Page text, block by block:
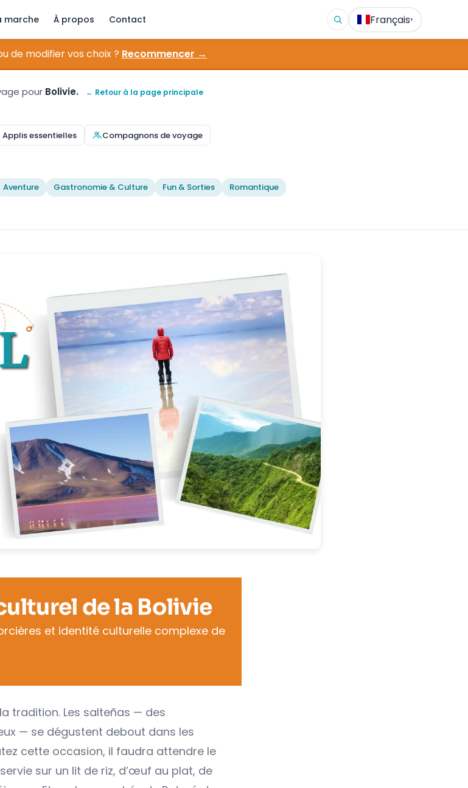
marche À propos Contact Français▾
de modifier vos choix ? Recommencer →
pour Bolivie. ← Retour à la page principale
Applis essentielles Compagnons de voyage
Aventure Gastronomie & Culture Fun & Sorties
Romantique
de la Bolivie
et identité culturelle complexe de
tradition. Les salteñas — des
— se dégustent debout dans les
cette occasion, il faudra attendre le
sur un lit de riz, d’œuf au plat, de